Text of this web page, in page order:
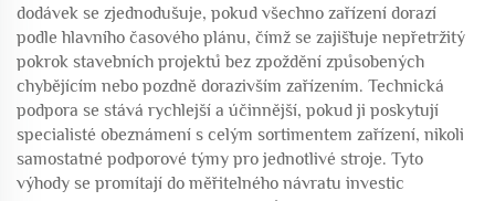
dodávek se zjednodušuje, pokud všechno zařízení dorazí
podle hlavního časového plánu, čímž se zajišťuje nepřetržitý
pokrok stavebních projektů bez zpoždění způsobených
chybějícím nebo pozdně dorazivším zařízením. Technická
podpora se stává rychlejší a účinnější, pokud ji poskytují
specialisté obeznámení s celým sortimentem zařízení, nikoli
samostatné podporové týmy pro jednotlivé stroje. Tyto
výhody se promítají do měřitelného návratu investic